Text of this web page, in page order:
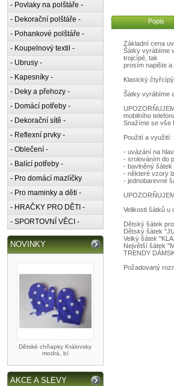
- Povlaky na polštáře -
- Dekorační polštáře -
- Pohankové polštáře -
- Koupelnový textil -
- Ubrusy -
- Kapesníky -
- Deky a přehozy -
- Domácí potřeby -
- Dekorační sítě -
- Reflexní prvky -
- Oblečení -
- Balící potřeby -
- Pro domácí mazlíčky
- Pro maminky a děti -
- HRAČKY PRO DĚTI -
- SPORTOVNÍ VĚCI -
NOVINKY
Dětské chňapky Královsky
modrá, bí
AKCE A SLEVY
Popis
Základní cena
Šátky vyrábíme
trojcípé, tak
prosím napište
Klasický
Šátky vyrábíme
mobilního
Snažíme se vše
Použití a využití:
- uvázání na
- srolováním do
- bavlněný šátek
- některé vzory
- jednobarevné
Velikosti šátků u
Dětský šátek
Dětský šátek
Velký šátek
Největší šátek
TRENDY
Požadovaný